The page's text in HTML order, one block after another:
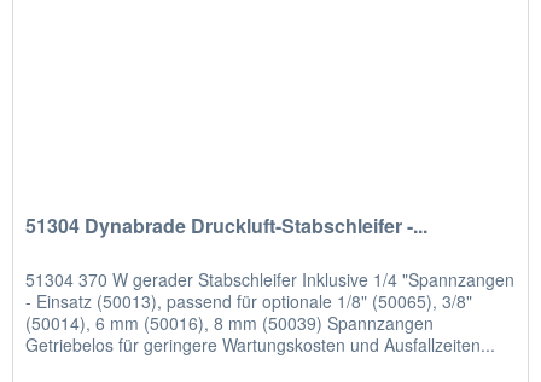
51304 Dynabrade Druckluft-Stabschleifer -...
51304 370 W gerader Stabschleifer Inklusive 1/4 "Spannzangen
- Einsatz (50013), passend für optionale 1/8" (50065), 3/8"
(50014), 6 mm (50016), 8 mm (50039) Spannzangen
Getriebelos für geringere Wartungskosten und Ausfallzeiten...